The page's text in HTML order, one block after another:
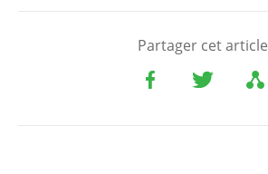
Partager cet article